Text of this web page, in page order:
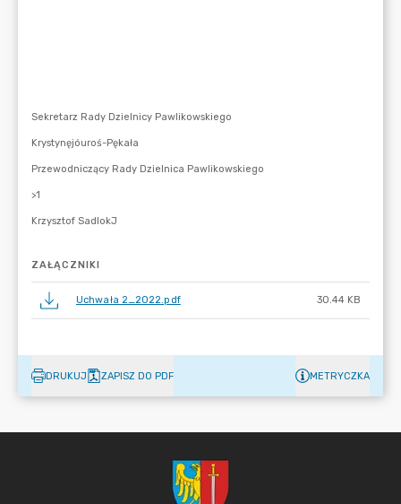
ZAŁĄCZNIKI
Uchwała 2_2022.pdf 30.44 KB
DRUKUJ ZAPISZ DO PDF METRYCZKA